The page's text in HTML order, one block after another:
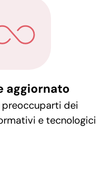
aggiornato
dei
e tecnologici